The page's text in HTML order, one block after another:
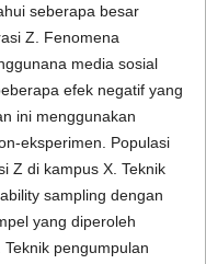
seberapa besar
Z. Fenomena
media sosial
efek negatif yang
ini menggunakan
eksperimen. Populasi
Z di kampus X. Teknik
sampling dengan
yang diperoleh
pengumpulan